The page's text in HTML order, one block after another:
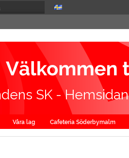
SK - Hemsidan
Våra lag Cafeteria Söderbymalm